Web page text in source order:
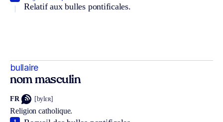
Relatif aux bulles pontificales.
bullaire
nom masculin
FR [bylɛʀ]
Religion catholique.